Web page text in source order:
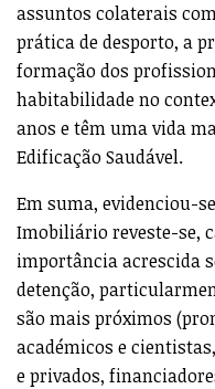
assuntos colaterais
prática de desporto, a
formação dos
habitabilidade no
anos e têm uma vida
Edificação Saudável.
Em suma, evidenciou-
Imobiliário reveste-se,
importância acrescida
detenção,
são mais próximos
académicos e
e privados,